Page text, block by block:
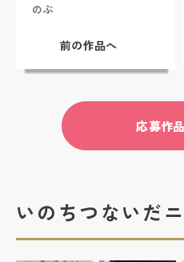
のぶ
前の作品へ
応募作
いのちつないだ